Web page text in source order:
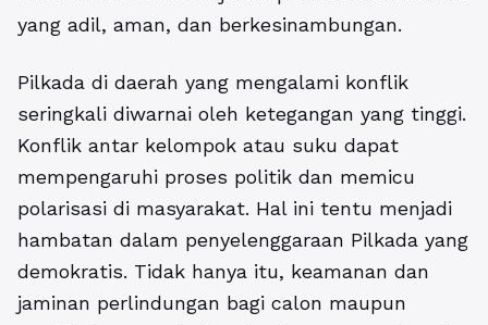
yang adil, aman, dan berkesinambungan.
Pilkada di daerah yang mengalami konflik
seringkali diwarnai oleh ketegangan yang tinggi.
Konflik antar kelompok atau suku dapat
mempengaruhi proses politik dan memicu
polarisasi di masyarakat. Hal ini tentu menjadi
hambatan dalam penyelenggaraan Pilkada yang
demokratis. Tidak hanya itu, keamanan dan
jaminan perlindungan bagi calon maupun